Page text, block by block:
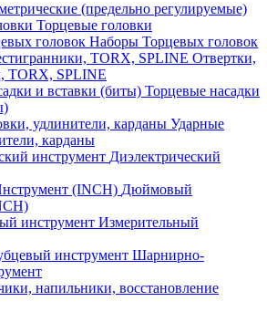
(предельно регулируемые)
Торцевые головки
Наборы Торцевых головок
Отвертки,
TORX, SPLINE
Торцевые насадки
Ударные
карданы
Диэлектрический
Дюймовый
Измерительный
Шарнирно-